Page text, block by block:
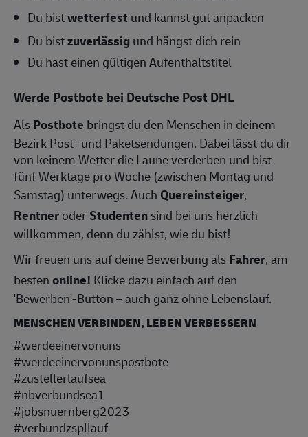
Du bistwetterfest und kannst gut anpacken
Du bistzuverlässigund hängst dich rein
Du hast einen gültigen Aufenthaltstitel
Werde Postbote bei Deutsche Post DHL
AlsPostbote bringst du den Menschen in deinem
Bezirk Post- und Paketsendungen. Dabei lässt du dir
von keinem Wetter die Laune verderben und bist
fünf Werktage pro Woche (zwischen Montag und
Samstag) unterwegs. Auch Quereinsteiger,
RentneroderStudentensind bei uns herzlich
willkommen, denn du zählst, wie du bist!
Wir freuen uns auf deine Bewerbung alsFahrer, am
bestenonline! Klicke dazu einfach auf den
'Bewerben'-Button – auch ganz ohne Lebenslauf.
MENSCHEN VERBINDEN, LEBEN VERBESSERN
#werdeeinervonuns
#werdeeinervonunspostbote
#zustellerlaufsea
#nbverbundsea1
#jobsnuernberg2023
#verbundzspllauf